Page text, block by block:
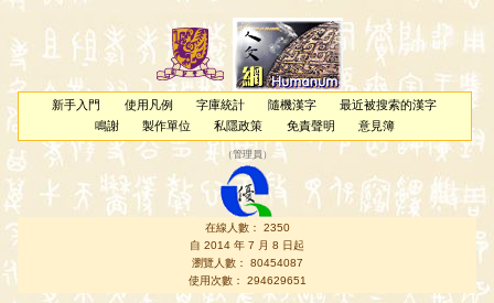
新手入門 使用凡例 字庫統計 隨機漢字
最近被搜索的漢字
鳴謝
製作單位 私隱政策 免責聲明 意見簿
（管理員 ）
在線人數： 2350
自 2014 年 7 月 8 日起
瀏覽人數： 80454087
使用次數： 294629651